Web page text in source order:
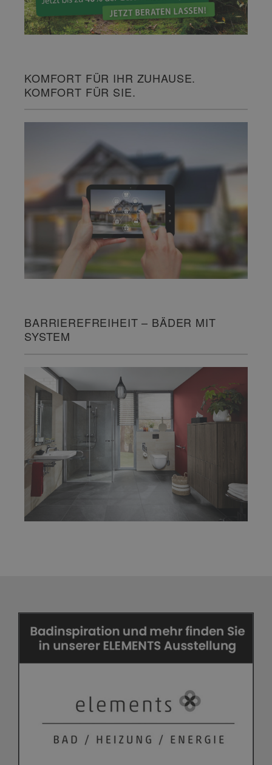
KOMFORT FÜR IHR ZUHAUSE.
KOMFORT FÜR SIE.
BARRIEREFREIHEIT – BÄDER MIT
SYSTEM